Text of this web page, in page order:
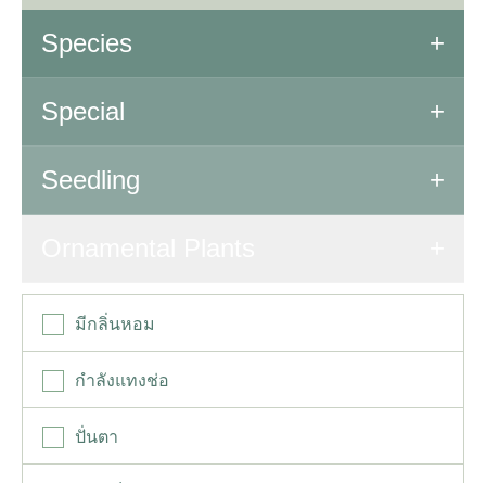
Species
All Species
Special
Special Orchids
Seedling
มีกลิ่นหอม
กำลังแทงช่อ
ปั่นตา